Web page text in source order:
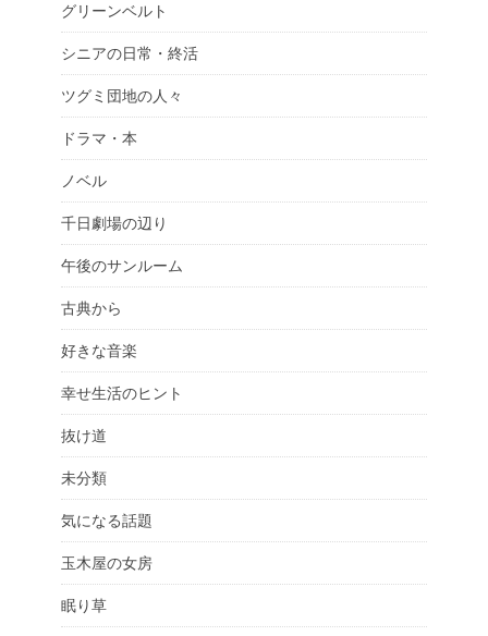
グリーンベルト
シニアの日常・終活
ツグミ団地の人々
ドラマ・本
ノベル
千日劇場の辺り
午後のサンルーム
古典から
好きな音楽
幸せ生活のヒント
抜け道
未分類
気になる話題
玉木屋の女房
眠り草